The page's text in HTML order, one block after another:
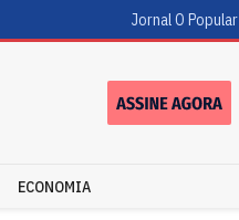
Jornal O Popular
ECONOMIA